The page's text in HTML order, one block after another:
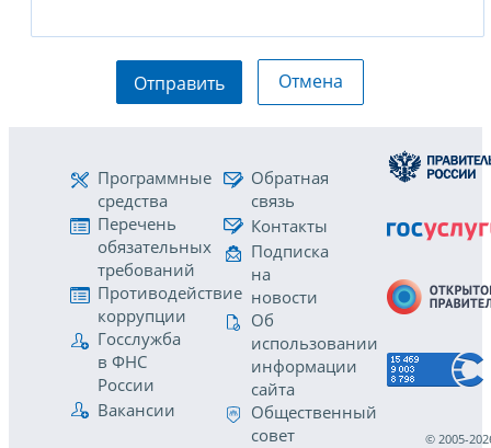
Отправить Отмена
Программные
средства
Перечень
обязательных
требований
Противодействие
коррупции
Госслужба
в ФНС
России
Вакансии
Обратная
связь
Контакты
Подписка
на
новости
Об
использовании
информации
сайта
Общественный
совет
© 2005-